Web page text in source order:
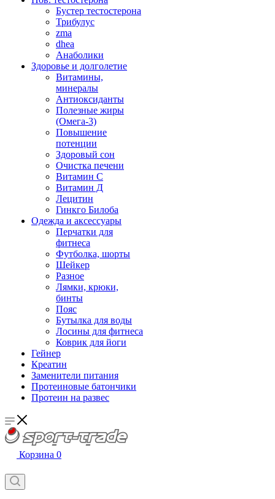
Бустер тестостерона
Трибулус
zma
dhea
Анаболики
Здоровье и долголетие
Витамины,
минералы
Антиоксиданты
Полезные жиры
(Омега-3)
Повышение
потенции
Здоровый сон
Очистка печени
Витамин С
Витамин Д
Лецитин
Гинкго Билоба
Одежда и аксессуары
Перчатки для
фитнеса
Футболка, шорты
Шейкер
Разное
Лямки, крюки,
бинты
Пояс
Бутылка для воды
Лосины для фитнеса
Коврик для йоги
Гейнер
Креатин
Заменители питания
Протеиновые батончики
Протеин на развес
Корзина 0